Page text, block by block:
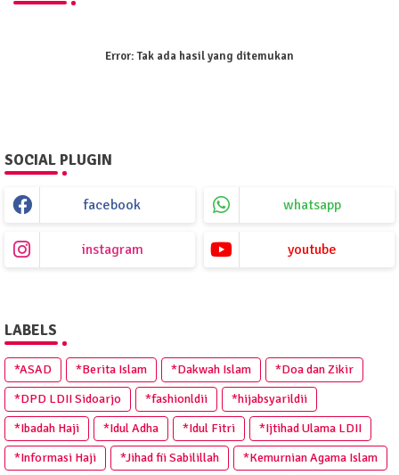
Error:Tak ada hasil yang ditemukan
SOCIAL PLUGIN
facebook whatsapp
instagram youtube
LABELS
*ASAD *Berita Islam *Dakwah Islam
*Doa dan Zikir
*DPD LDII Sidoarjo
*fashionldii
*hijabsyarildii
*Ibadah Haji
*Idul Adha *Idul Fitri
*Ijtihad Ulama LDII
*Informasi Haji
*Jihad fii Sabilillah
*Kemurnian Agama Islam